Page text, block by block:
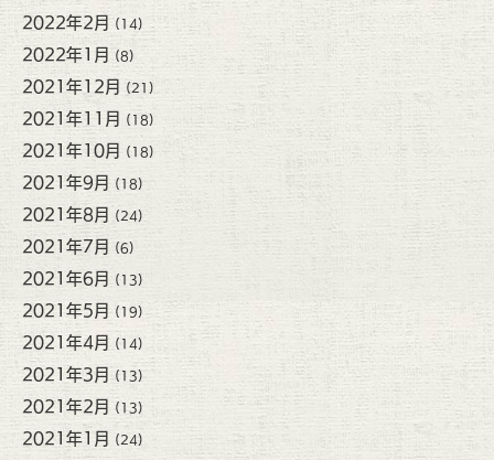
2022年2月 (14)
2022年1月 (8)
2021年12月 (21)
2021年11月 (18)
2021年10月 (18)
2021年9月 (18)
2021年8月 (24)
2021年7月 (6)
2021年6月 (13)
2021年5月 (19)
2021年4月 (14)
2021年3月 (13)
2021年2月 (13)
2021年1月 (24)